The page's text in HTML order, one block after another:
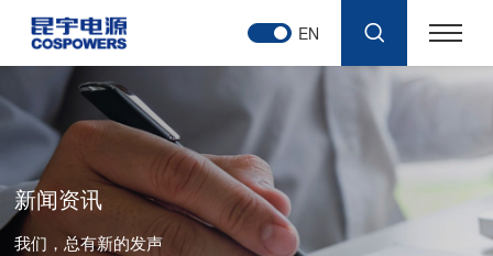
EN
新闻资讯
我们，总有新的发声